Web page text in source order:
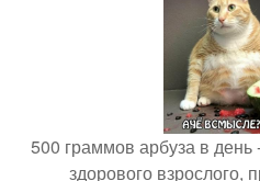
500 граммов арбуза в
здорового взрослого,